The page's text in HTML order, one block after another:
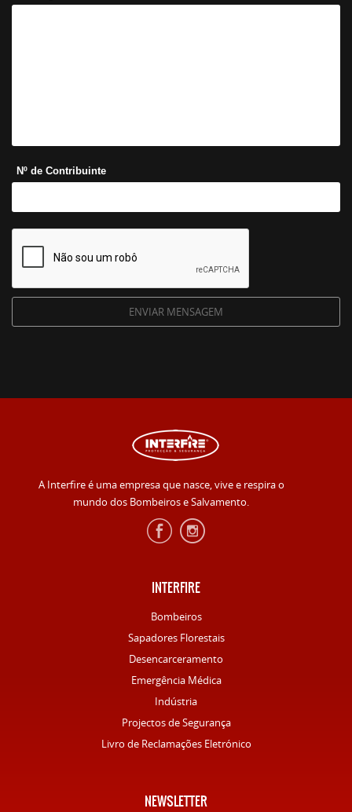
Nº de Contribuinte
A Interfire é uma empresa que nasce, vive e respira o
mundo dos Bombeiros e Salvamento.
INTERFIRE
Bombeiros
Sapadores Florestais
Desencarceramento
Emergência Médica
Indústria
Projectos de Segurança
Livro de Reclamações Eletrónico
NEWSLETTER